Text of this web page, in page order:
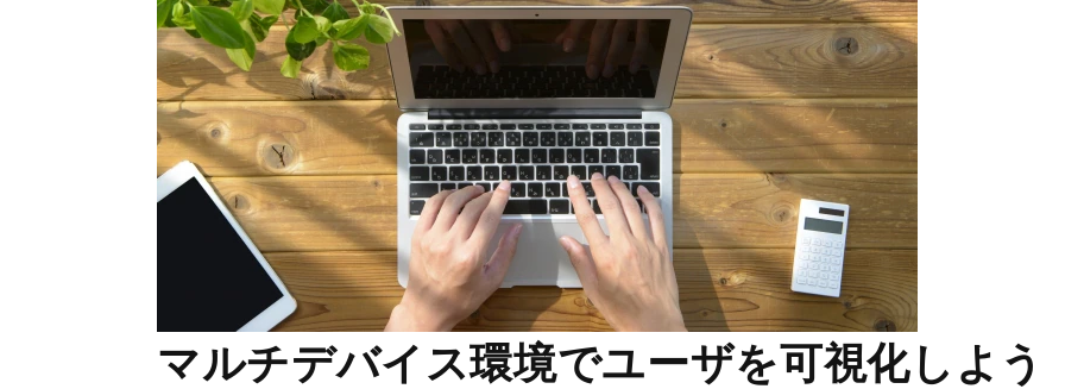
マルチデバイス環境でユーザを可視化しよう